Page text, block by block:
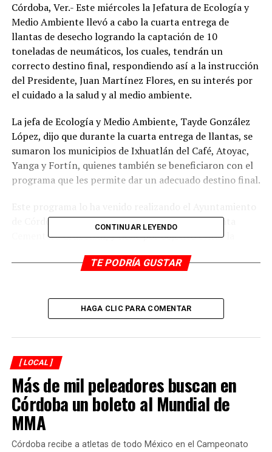
Córdoba, Ver.- Este miércoles la Jefatura de Ecología y
Medio Ambiente llevó a cabo la cuarta entrega de
llantas de desecho logrando la captación de 10
toneladas de neumáticos, los cuales, tendrán un
correcto destino final, respondiendo así a la instrucción
del Presidente, Juan Martínez Flores, en su interés por
el cuidado a la salud y al medio ambiente.
La jefa de Ecología y Medio Ambiente, Tayde González
López, dijo que durante la cuarta entrega de llantas, se
sumaron los municipios de Ixhuatlán del Café, Atoyac,
Yanga y Fortín, quienes también se beneficiaron con el
programa que les permite dar un adecuado destino final.
de Córdoba en coordinación con la empresa Planta
Cementera Cruz Azul, y tiene por objetivo evitar la
chikungunya, ya que los neumáticos se convierten en
Esta entrega de llantas se realizó frente a los campos
deportivos de la liga “30 Caballeros” donde arribó el
tráiler de la empresa para iniciar con el acopio de los
de la presente administración se han entregado 40
toneladas de llantas.
RELATED TOPICS:
DESPUÉS
Lista la primera boda gay en Córdoba
CONTINUAR LEYENDO
TE PODRÍA GUSTAR
HAGA CLIC PARA COMENTAR
[ LOCAL ]
Más de mil peleadores buscan en
Córdoba un boleto al Mundial de
MMA
Córdoba recibe a atletas de todo México en el Campeonato